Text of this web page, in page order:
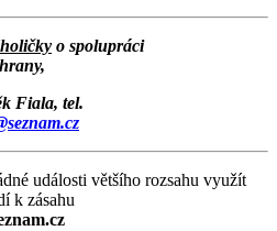
o spolupráci
Fiala, tel.
události většího rozsahu využít
k zásahu